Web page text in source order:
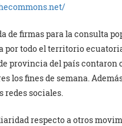
de firmas para la consulta
por todo el territorio
provincia del país contaron
los fines de semana.
redes sociales.
respecto a otros